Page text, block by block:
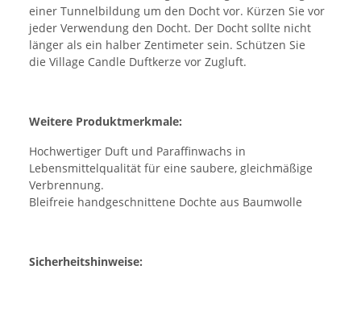
einer Tunnelbildung um den Docht vor. Kürzen Sie vor
jeder Verwendung den Docht. Der Docht sollte nicht
länger als ein halber Zentimeter sein. Schützen Sie
die Village Candle Duftkerze vor Zugluft.
Weitere Produktmerkmale:
Hochwertiger Duft und Paraffinwachs in
Lebensmittelqualität für eine saubere, gleichmäßige
Verbrennung.
Bleifreie handgeschnittene Dochte aus Baumwolle
Sicherheitshinweise: